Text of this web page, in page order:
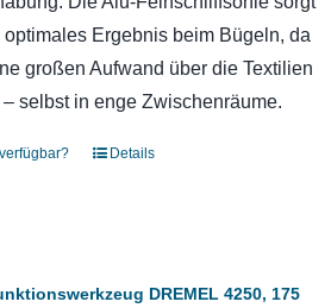
optimales Ergebnis beim Bügeln, da
großen Aufwand über die Textilien
selbst in enge Zwischenräume.
Details
DREMEL 4250, 175